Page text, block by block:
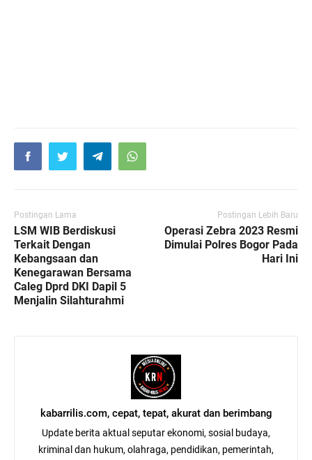
Postingan Lama
LSM WIB Berdiskusi
Terkait Dengan
Kebangsaan dan
Kenegarawan Bersama
Caleg Dprd DKI Dapil 5
Menjalin Silahturahmi
Postingan Lebih Baru
Operasi Zebra 2023 Resmi
Dimulai Polres Bogor Pada
Hari Ini
kabarrilis.com, cepat, tepat, akurat dan berimbang
Update berita aktual seputar ekonomi, sosial budaya,
kriminal dan hukum, olahraga, pendidikan, pemerintah,